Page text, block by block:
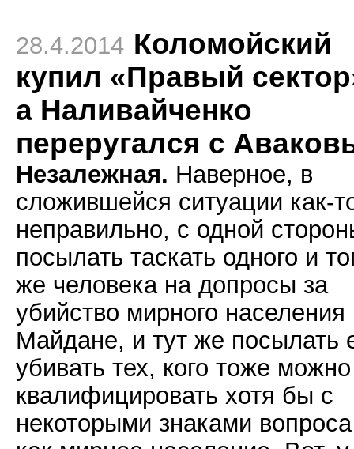
28.4.2014 Коломойский
купил «Правый
а Наливайченко
переругался с
Незалежная. Наверное, в
сложившейся ситуации как-
неправильно, с одной
посылать таскать одного и
же человека на допросы за
убийство мирного населения
Майдане, и тут же посылать
убивать тех, кого тоже можно
квалифицировать хотя бы с
некоторыми знаками вопроса